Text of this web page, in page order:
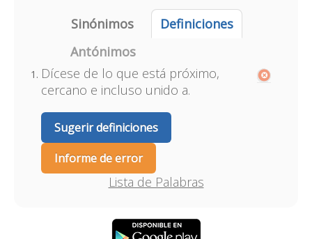
Sinónimos
Definiciones
Antónimos
Dícese de lo que está próximo,
cercano e incluso unido a.
Sugerir definiciones
Informe de error
Lista de Palabras